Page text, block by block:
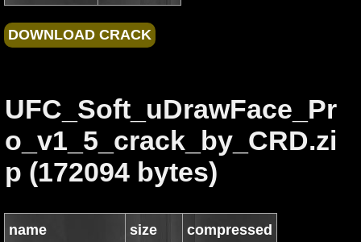
UFC_Soft_uDrawFace_Pr
o_v1_5_crack_by_CRD.zi
p (172094 bytes)
name size compressed